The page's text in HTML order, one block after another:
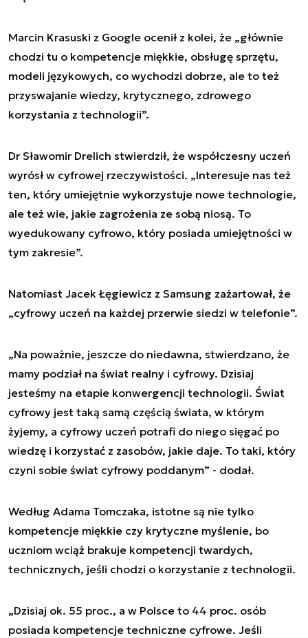
Marcin Krasuski z Google ocenił z kolei, że „głównie
chodzi tu o kompetencje miękkie, obsługę sprzętu,
modeli językowych, co wychodzi dobrze, ale to też
przyswajanie wiedzy, krytycznego, zdrowego
korzystania z technologii”.
Dr Sławomir Drelich stwierdził, że współczesny uczeń
wyrósł w cyfrowej rzeczywistości. „Interesuje nas też
ten, który umiejętnie wykorzystuje nowe technologie,
ale też wie, jakie zagrożenia ze sobą niosą. To
wyedukowany cyfrowo, który posiada umiejętności w
tym zakresie”.
Natomiast Jacek Łęgiewicz z Samsung zażartował, że
„cyfrowy uczeń na każdej przerwie siedzi w telefonie”.
„Na poważnie, jeszcze do niedawna, stwierdzano, że
mamy podział na świat realny i cyfrowy. Dzisiaj
jesteśmy na etapie konwergencji technologii. Świat
cyfrowy jest taką samą częścią świata, w którym
żyjemy, a cyfrowy uczeń potrafi do niego sięgać po
wiedzę i korzystać z zasobów, jakie daje. To taki, który
czyni sobie świat cyfrowy poddanym” - dodał.
Według Adama Tomczaka, istotne są nie tylko
kompetencje miękkie czy krytyczne myślenie, bo
uczniom wciąż brakuje kompetencji twardych,
technicznych, jeśli chodzi o korzystanie z technologii.
„Dzisiaj ok. 55 proc., a w Polsce to 44 proc. osób
posiada kompetencje techniczne cyfrowe. Jeśli